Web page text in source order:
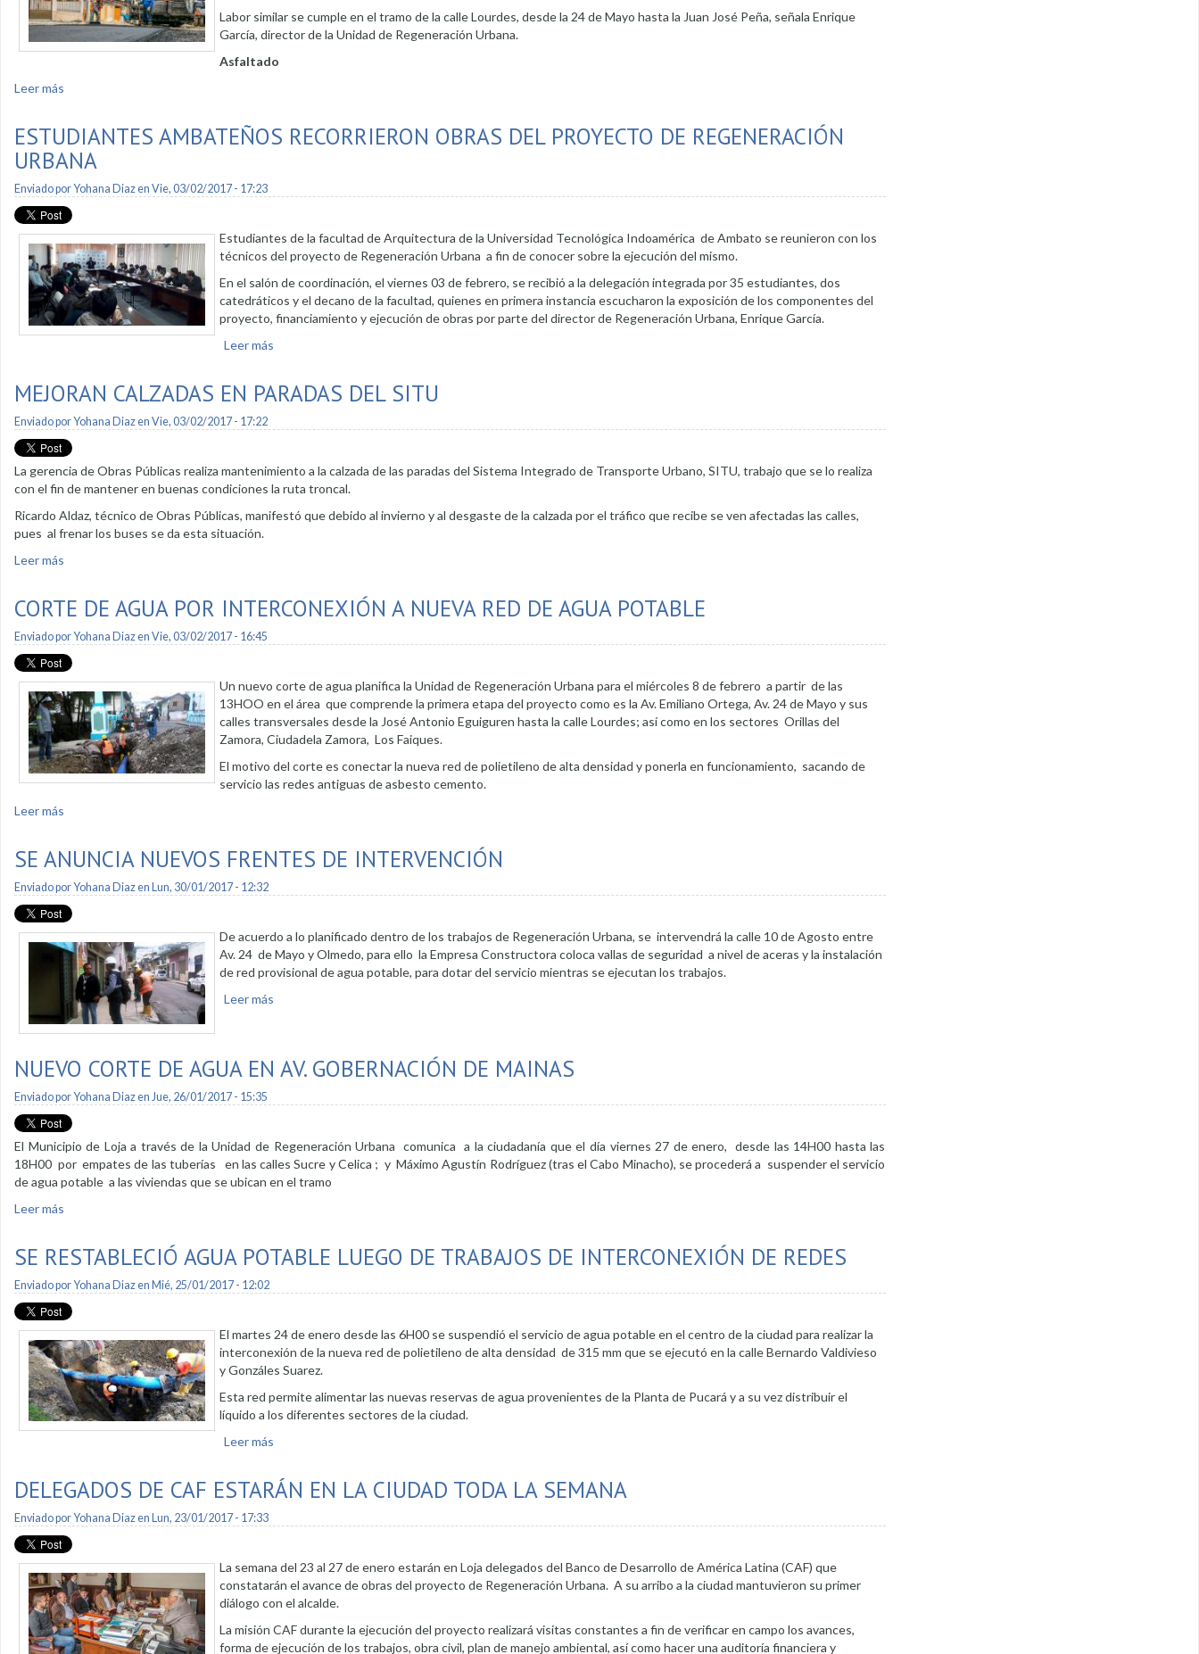
Labor similar se cumple en el tramo de la calle Lourdes, desde la 24 de Mayo hasta la Juan José Peña, señala Enrique
García, director de la Unidad de Regeneración Urbana.
Asfaltado
Leer más
ESTUDIANTES AMBATEÑOS RECORRIERON OBRAS DEL PROYECTO DE REGENERACIÓN
URBANA
Enviado porYohana Diazen Vie, 03/02/2017 - 17:23
Estudiantes de la facultad de Arquitectura de la Universidad Tecnológica Indoamérica de Ambato se reunieron con los
técnicos del proyecto de Regeneración Urbana a fin de conocer sobre la ejecución del mismo.
En el salón de coordinación, el viernes 03 de febrero, se recibió a la delegación integrada por 35 estudiantes, dos
catedráticos y el decano de la facultad, quienes en primera instancia escucharon la exposición de los componentes del
proyecto, financiamiento y ejecución de obras por parte del director de Regeneración Urbana, Enrique García.
Leer más
MEJORAN CALZADAS EN PARADAS DEL SITU
Enviado porYohana Diazen Vie, 03/02/2017 - 17:22
La gerencia de Obras Públicas realiza mantenimiento a la calzada de las paradas del Sistema Integrado de Transporte Urbano, SITU, trabajo que se lo realiza
con el fin de mantener en buenas condiciones la ruta troncal.
Ricardo Aldaz, técnico de Obras Públicas, manifestó que debido al invierno y al desgaste de la calzada por el tráfico que recibe se ven afectadas las calles,
pues al frenar los buses se da esta situación.
Leer más
CORTE DE AGUA POR INTERCONEXIÓN A NUEVA RED DE AGUA POTABLE
Enviado porYohana Diazen Vie, 03/02/2017 - 16:45
Un nuevo corte de agua planifica la Unidad de Regeneración Urbana para el miércoles 8 de febrero a partir de las
13HOO en el área que comprende la primera etapa del proyecto como es la Av. Emiliano Ortega, Av. 24 de Mayo y sus
calles transversales desde la José Antonio Eguiguren hasta la calle Lourdes; así como en los sectores Orillas del
Zamora, Ciudadela Zamora, Los Faiques.
El motivo del corte es conectar la nueva red de polietileno de alta densidad y ponerla en funcionamiento, sacando de
servicio las redes antiguas de asbesto cemento.
Leer más
SE ANUNCIA NUEVOS FRENTES DE INTERVENCIÓN
Enviado porYohana Diazen Lun, 30/01/2017 - 12:32
De acuerdo a lo planificado dentro de los trabajos de Regeneración Urbana, se intervendrá la calle 10 de Agosto entre
Av. 24 de Mayo y Olmedo, para ello la Empresa Constructora coloca vallas de seguridad a nivel de aceras y la instalación
de red provisional de agua potable, para dotar del servicio mientras se ejecutan los trabajos.
Leer más
NUEVO CORTE DE AGUA EN AV. GOBERNACIÓN DE MAINAS
Enviado porYohana Diazen Jue, 26/01/2017 - 15:35
El Municipio de Loja a través de la Unidad de Regeneración Urbana comunica a la ciudadanía que el día viernes 27 de enero, desde las 14H00 hasta las
18H00 por empates de las tuberías en las calles Sucre y Celica ; y Máximo Agustín Rodríguez (tras el Cabo Minacho), se procederá a suspender el servicio
de agua potable a las viviendas que se ubican en el tramo
Leer más
SE RESTABLECIÓ AGUA POTABLE LUEGO DE TRABAJOS DE INTERCONEXIÓN DE REDES
Enviado porYohana Diazen Mié, 25/01/2017 - 12:02
El martes 24 de enero desde las 6H00 se suspendió el servicio de agua potable en el centro de la ciudad para realizar la
interconexión de la nueva red de polietileno de alta densidad de 315 mm que se ejecutó en la calle Bernardo Valdivieso
y Gonzáles Suarez.
Esta red permite alimentar las nuevas reservas de agua provenientes de la Planta de Pucará y a su vez distribuir el
líquido a los diferentes sectores de la ciudad.
Leer más
DELEGADOS DE CAF ESTARÁN EN LA CIUDAD TODA LA SEMANA
Enviado porYohana Diazen Lun, 23/01/2017 - 17:33
La semana del 23 al 27 de enero estarán en Loja delegados del Banco de Desarrollo de América Latina (CAF) que
constatarán el avance de obras del proyecto de Regeneración Urbana. A su arribo a la ciudad mantuvieron su primer
diálogo con el alcalde.
La misión CAF durante la ejecución del proyecto realizará visitas constantes a fin de verificar en campo los avances,
forma de ejecución de los trabajos, obra civil, plan de manejo ambiental, así como hacer una auditoría financiera y